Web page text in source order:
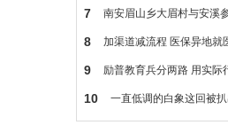
7 南安眉山乡大眉村与安溪
8 加渠道减流程 医保异地就
9 励普教育兵分两路 用实际
10 一直低调的白象这回被扒